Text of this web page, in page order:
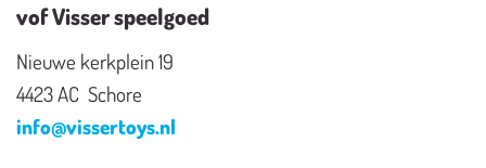
vof Visser speelgoed
Nieuwe kerkplein 19
4423 AC Schore
info@vissertoys.nl